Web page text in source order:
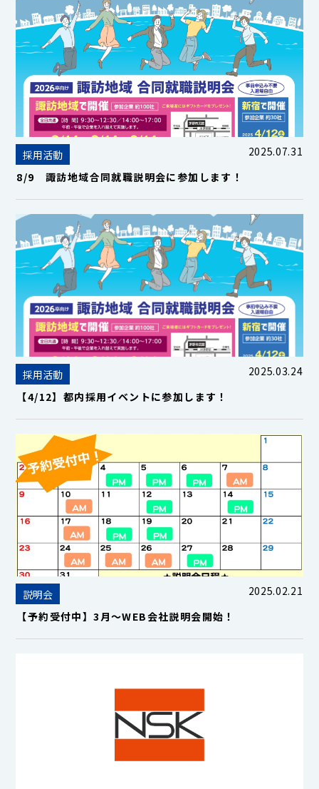
採用活動
2025.07.31
8/9 諏訪地域合同就職説明会に参加します！
採用活動
2025.03.24
【4/12】都内採用イベントに参加します！
説明会
2025.02.21
【予約受付中】3月～WEB会社説明会開始！